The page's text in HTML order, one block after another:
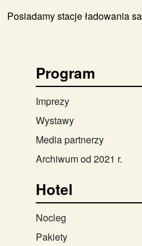
Posiadamy stacje ładowania
Program
Imprezy
Wystawy
Media partnerzy
Archiwum od 2021 r.
Hotel
Nocleg
Pakiety